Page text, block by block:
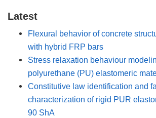
Latest
Flexural behavior of concrete
with hybrid FRP bars
Stress relaxation behaviour
polyurethane (PU) elastomeric
Constitutive law identification and
characterization of rigid PUR
90 ShA